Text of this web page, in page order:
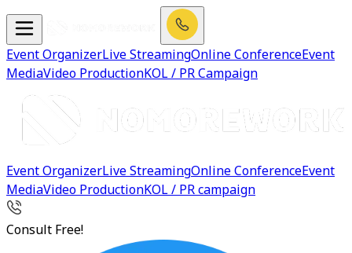
Event OrganizerLive StreamingOnline ConferenceEvent
MediaVideo ProductionKOL / PR Campaign
Event OrganizerLive StreamingOnline ConferenceEvent
MediaVideo ProductionKOL / PR campaign
Consult Free!